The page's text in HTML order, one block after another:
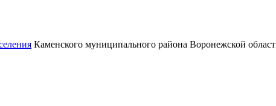
Каменского муниципального района Воронежской